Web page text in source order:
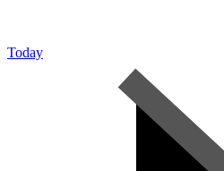
Today